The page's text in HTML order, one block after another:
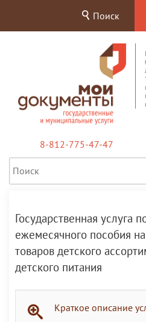
Поиск
8-812-775-47-47
Государственная услуга
ежемесячного пособия
товаров детского
детского питания
Краткое описание